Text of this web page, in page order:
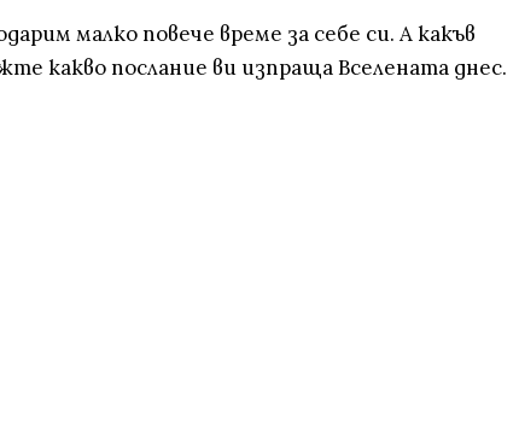
малко повече време за себе си. А какъв
какво послание ви изпраща Вселената днес.